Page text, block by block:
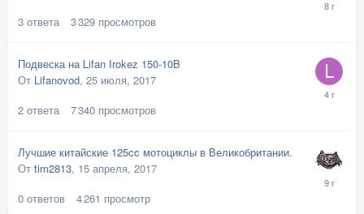
3 ответа 3 329 просмотров
Подвеска на Lifan Irokez 150-10B
От Lifanovod, 25 июля, 2017
2 ответа 7 340 просмотров
Лучшие китайские 125cc мотоциклы в Великобритании.
От tim2813, 15 апреля, 2017
0 ответов 4 261 просмотр